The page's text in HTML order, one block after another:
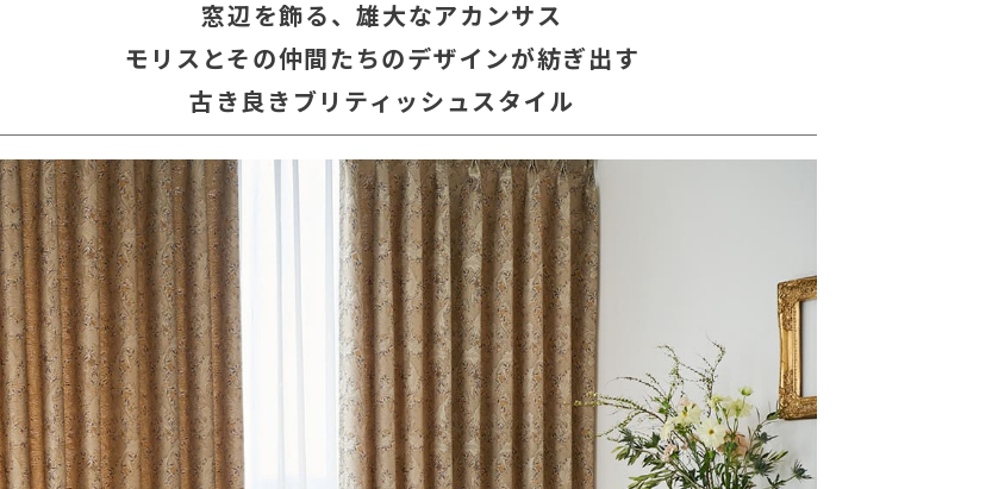
窓辺を飾る、雄大なアカンサス
モリスとその仲間たちのデザインが紡ぎ出す
古き良きブリティッシュスタイル